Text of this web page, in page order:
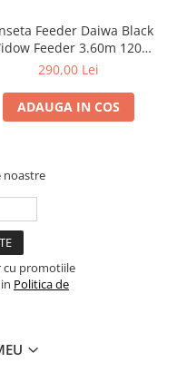
Feeder Daiwa Black
Feeder 3.60m 120g
3+2 Buc | Daiwa
290,00 Lei
ADAUGA IN COS
noastre
cu promotiile
Politica de